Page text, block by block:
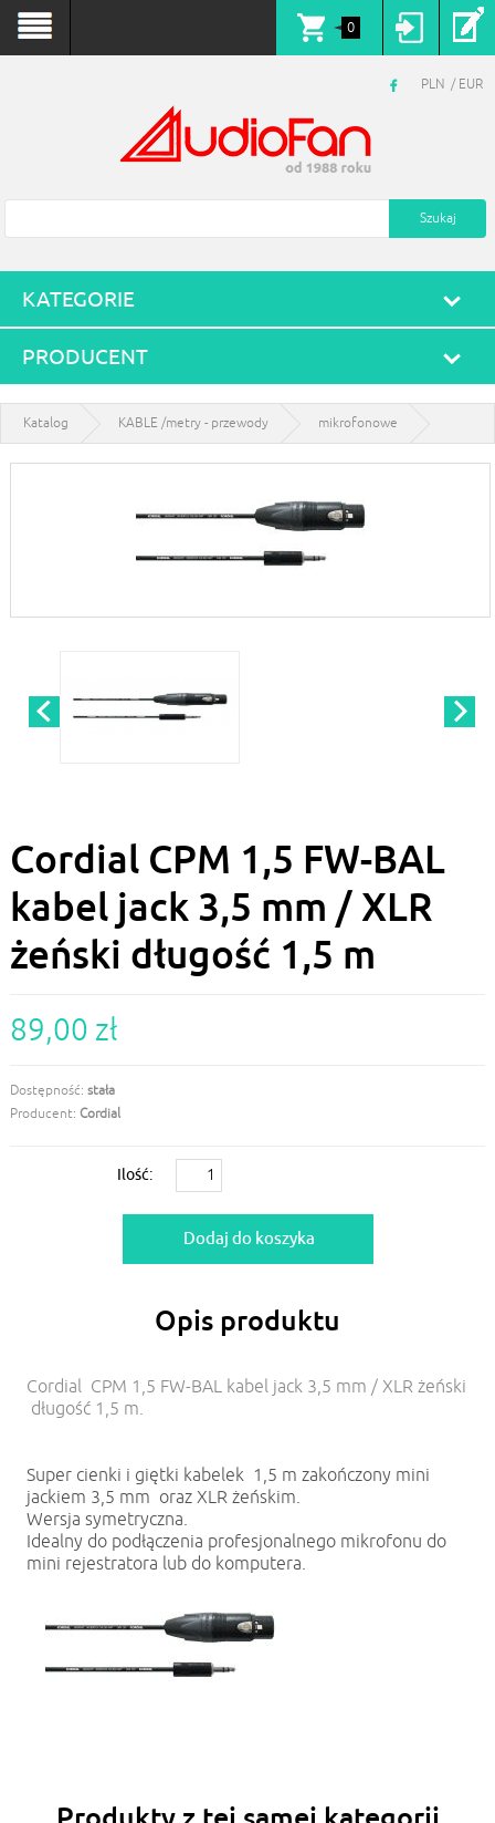
0
PLN EUR
KATEGORIE
PRODUCENT
Katalog KABLE /metry - przewody mikrofonowe
Cordial CPM 1,5 FW-BAL
kabel jack 3,5 mm / XLR
żeński długość 1,5 m
89,00 zł
Dostępność: stała
Producent: Cordial
Ilość:
Opis produktu
Cordial CPM 1,5 FW-BAL kabel jack 3,5 mm / XLR żeński
długość 1,5 m.
Super cienki i giętki kabelek 1,5 m zakończony mini
jackiem 3,5 mm oraz XLR żeńskim.
Wersja symetryczna.
Idealny do podłączenia profesjonalnego mikrofonu do
mini rejestratora lub do komputera.